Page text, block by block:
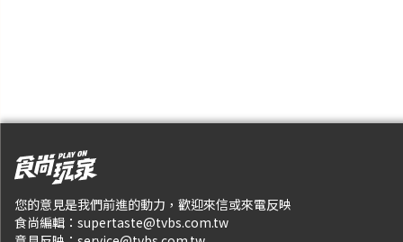
您的意見是我們前進的動力，歡迎來信或來電反映
食尚編輯： supertaste@tvbs.com.tw